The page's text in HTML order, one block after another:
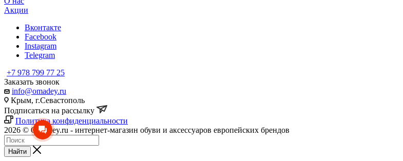
Акции
Вконтакте
Facebook
Instagram
Telegram
+7 978 799 77 25
Заказать звонок
info@omadey.ru
Крым, г.Севастополь
Подписаться на рассылку
Политика конфиденциальности
2026 © O'madey.ru - интернет-магазин обуви и аксессуаров европейских брендов
Найти